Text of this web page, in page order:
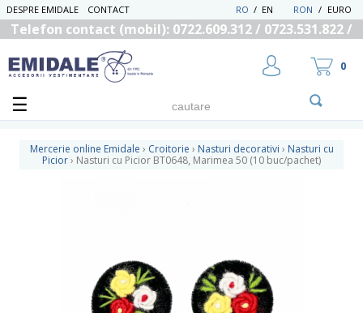
DESPRE EMIDALE CONTACT RON / EURO
EN
/
RO
Telefon contact (mobil): 0722.609.312 / 0723.531.822 /
0
Mercerie online Emidale › Croitorie › Nasturi decorativi › Nasturi cu
Picior› Nasturi cu Picior BT0648, Marimea 50 (10 buc/pachet)